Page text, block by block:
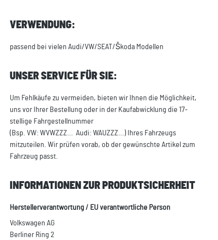
VERWENDUNG:
passend bei vielen Audi/VW/SEAT/Škoda Modellen
UNSER SERVICE FÜR SIE:
Um Fehlkäufe zu vermeiden, bieten wir Ihnen die Möglichkeit,
uns vor Ihrer Bestellung oder in der Kaufabwicklung die 17-
stellige Fahrgestellnummer
(Bsp. VW: WVWZZZ... Audi: WAUZZZ...) Ihres Fahrzeugs
mitzuteilen. Wir prüfen vorab, ob der gewünschte Artikel zum
Fahrzeug passt.
INFORMATIONEN ZUR PRODUKTSICHERHEIT
Herstellerverantwortung / EU verantwortliche Person
Volkswagen AG
Berliner Ring 2